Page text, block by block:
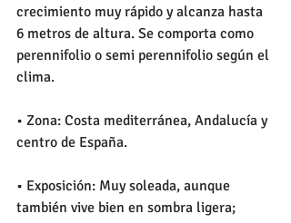
crecimiento muy rápido y alcanza hasta
6 metros de altura. Se comporta como
perennifolio o semi perennifolio según el
clima.
• Zona: Costa mediterránea, Andalucía y
centro de España.
• Exposición: Muy soleada, aunque
también vive bien en sombra ligera;